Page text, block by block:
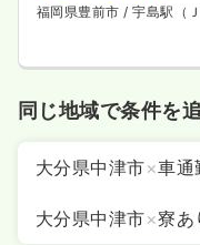
福岡県豊前市 / 宇島駅（
同じ地域で条件を
大分県中津市×車通
大分県中津市×寮あ